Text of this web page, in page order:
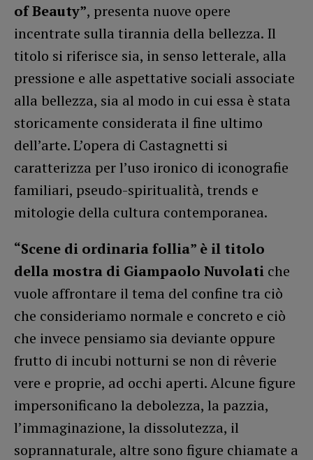
of Beauty”, presenta nuove opere
incentrate sulla tirannia della bellezza. Il
titolo si riferisce sia, in senso letterale, alla
pressione e alle aspettative sociali associate
alla bellezza, sia al modo in cui essa è stata
storicamente considerata il fine ultimo
dell’arte. L’opera di Castagnetti si
caratterizza per l’uso ironico di iconografie
familiari, pseudo-spiritualità, trends e
mitologie della cultura contemporanea.
“Scene di ordinaria follia” è il titolo
della mostra di Giampaolo Nuvolati che
vuole affrontare il tema del confine tra ciò
che consideriamo normale e concreto e ciò
che invece pensiamo sia deviante oppure
frutto di incubi notturni se non di rêverie
vere e proprie, ad occhi aperti. Alcune figure
impersonificano la debolezza, la pazzia,
l’immaginazione, la dissolutezza, il
soprannaturale, altre sono figure chiamate a